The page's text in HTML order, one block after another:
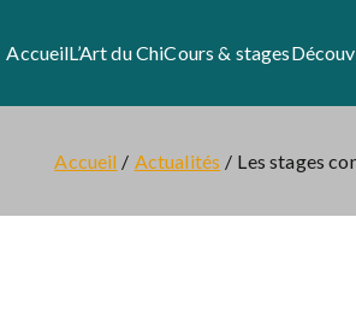
AccueilL’Art du ChiCours & stages
Accueil Actualités Les stages